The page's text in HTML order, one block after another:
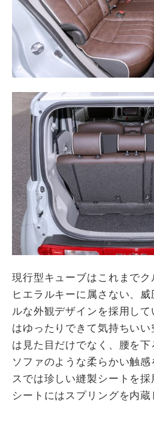
現行型キューブはこれまで
ヒエラルキーに属さない、
ルな外観デザインを採用し
はゆったりできて気持ちいい
は見た目だけでなく、腰を
ソファのような柔らかい触
スでは珍しい縫製シートを採
シートにはスプリングを内蔵